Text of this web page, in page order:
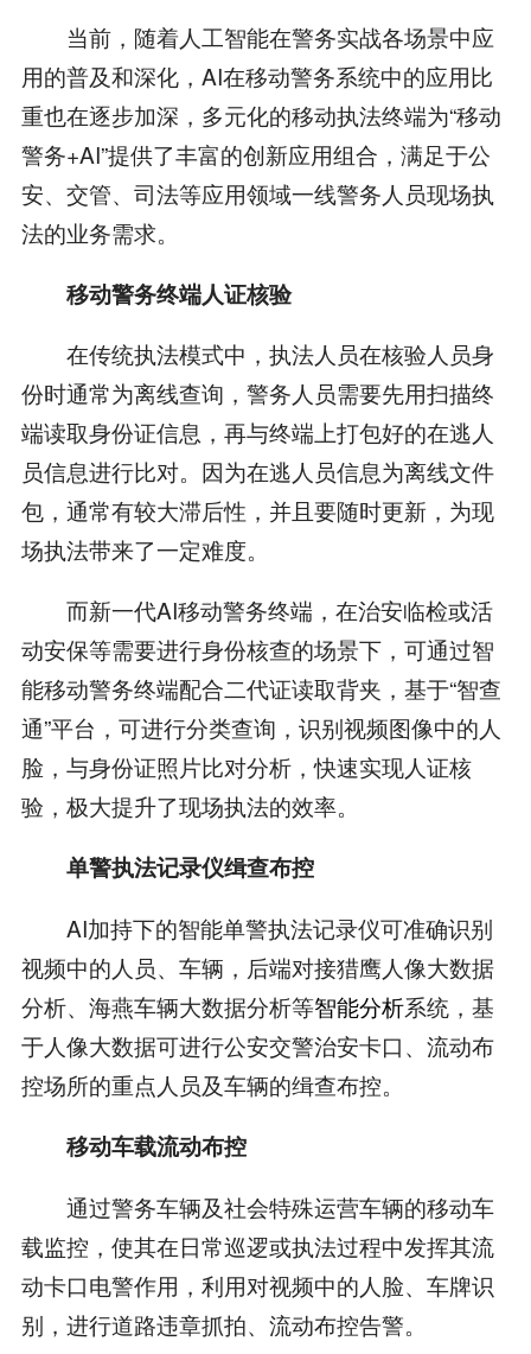
当前，随着人工智能在警务实战各场景中应
用的普及和深化，AI在移动警务系统中的应用比
重也在逐步加深，多元化的移动执法终端为“移动
警务+AI”提供了丰富的创新应用组合，满足于公
安、交管、司法等应用领域一线警务人员现场执
法的业务需求。
移动警务终端人证核验
在传统执法模式中，执法人员在核验人员身
份时通常为离线查询，警务人员需要先用扫描终
端读取身份证信息，再与终端上打包好的在逃人
员信息进行比对。因为在逃人员信息为离线文件
包，通常有较大滞后性，并且要随时更新，为现
场执法带来了一定难度。
而新一代AI移动警务终端，在治安临检或活
动安保等需要进行身份核查的场景下，可通过智
能移动警务终端配合二代证读取背夹，基于“智查
通”平台，可进行分类查询，识别视频图像中的人
脸，与身份证照片比对分析，快速实现人证核
验，极大提升了现场执法的效率。
单警执法记录仪缉查布控
AI加持下的智能单警执法记录仪可准确识别
视频中的人员、车辆，后端对接猎鹰人像大数据
分析、海燕车辆大数据分析等智能分析系统，基
于人像大数据可进行公安交警治安卡口、流动布
控场所的重点人员及车辆的缉查布控。
移动车载流动布控
通过警务车辆及社会特殊运营车辆的移动车
载监控，使其在日常巡逻或执法过程中发挥其流
动卡口电警作用，利用对视频中的人脸、车牌识
别，进行道路违章抓拍、流动布控告警。